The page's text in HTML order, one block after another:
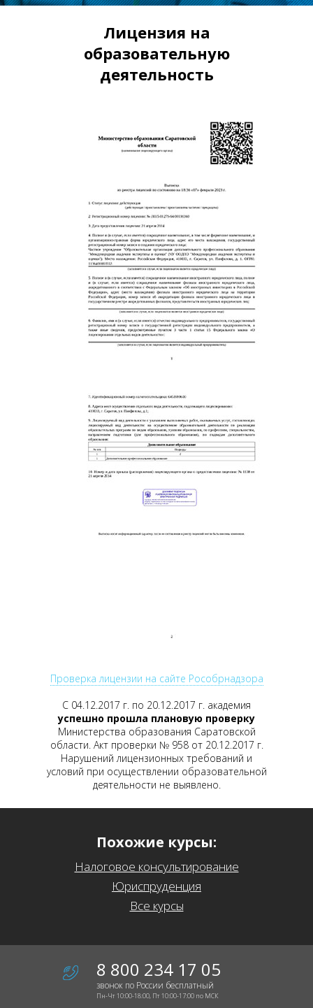
Лицензия на
образовательную
деятельность
Проверка лицензии на сайте Рособрнадзора
С 04.12.2017 г. по 20.12.2017 г. академия
успешно прошла плановую проверку
Министерства образования Саратовской
области. Акт проверки № 958 от 20.12.2017 г.
Нарушений лицензионных требований и
условий при осуществлении образовательной
деятельности не выявлено.
Похожие курсы:
Налоговое консультирование
Юриспруденция
Все курсы
8 800 234 17 05
звонок по России бесплатный
Пн-Чт 10:00-18:00, Пт 10:00-17:00 по МСК